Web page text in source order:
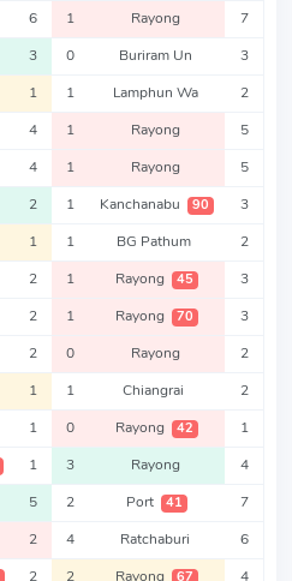
6 1 Rayong 7
3 0 Buriram Un 3
1 1 Lamphun Wa 2
4 1 Rayong 5
4 1 Rayong 5
2 1 Kanchanabu 90 3
1 1 BG Pathum 2
2 1 Rayong 45 3
2 1 Rayong 70 3
2 0 Rayong 2
1 1 Chiangrai 2
1 0 Rayong 42 1
1 3 Rayong 4
5 2 Port 41 7
2 4 Ratchaburi 6
2 2 Rayong 67 4